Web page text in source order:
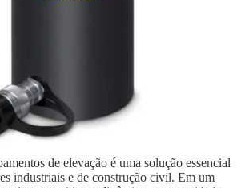
de elevação é uma solução essencial
industriais e de construção civil. Em um